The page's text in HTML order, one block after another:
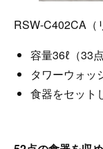
RSW-C402CA（
容量36ℓ（33
タワーウォッ
食器をセット